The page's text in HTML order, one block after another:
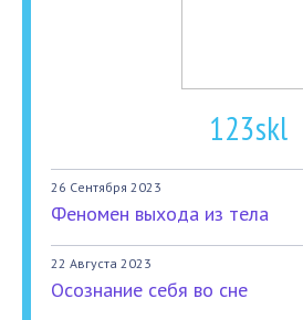
123skl
26 Сентября 2023
Феномен выхода из тела
22 Августа 2023
Осознание себя во сне